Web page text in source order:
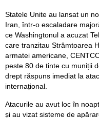
Statele Unite au lansat un
Iran, într-o escaladare
ce Washingtonul a acuzat
care tranzitau Strâmtoarea
armatei americane,
peste 80 de ținte cu muniții
drept răspuns imediat la
internațional.
Atacurile au avut loc în
și au vizat sisteme de